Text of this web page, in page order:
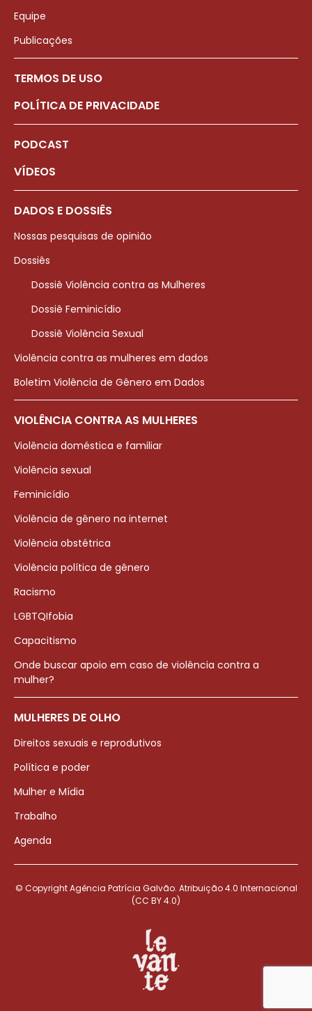
Equipe
Publicações
TERMOS DE USO
POLÍTICA DE PRIVACIDADE
PODCAST
VÍDEOS
DADOS E DOSSIÊS
Nossas pesquisas de opinião
Dossiês
Dossiê Violência contra as Mulheres
Dossiê Feminicídio
Dossiê Violência Sexual
Violência contra as mulheres em dados
Boletim Violência de Gênero em Dados
VIOLÊNCIA CONTRA AS MULHERES
Violência doméstica e familiar
Violência sexual
Feminicídio
Violência de gênero na internet
Violência obstétrica
Violência política de gênero
Racismo
LGBTQIfobia
Capacitismo
Onde buscar apoio em caso de violência contra a
mulher?
MULHERES DE OLHO
Direitos sexuais e reprodutivos
Política e poder
Mulher e Mídia
Trabalho
Agenda
© Copyright Agência Patrícia Galvão. Atribuição 4.0 Internacional
(CC BY 4.0)